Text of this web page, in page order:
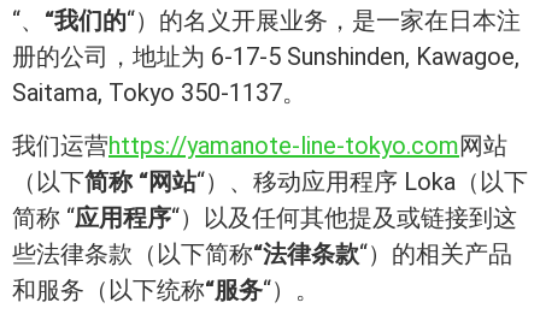
“、 “我们的“）的名义开展业务，是一家在日本注
册的公司，地址为 6-17-5 Sunshinden, Kawagoe,
Saitama, Tokyo 350-1137。
我们运营https://yamanote-line-tokyo.com网站
（以下简称 “网站“）、移动应用程序 Loka（以下
简称 “应用程序“）以及任何其他提及或链接到这
些法律条款（以下简称“法律条款“）的相关产品
和服务（以下统称“服务“）。